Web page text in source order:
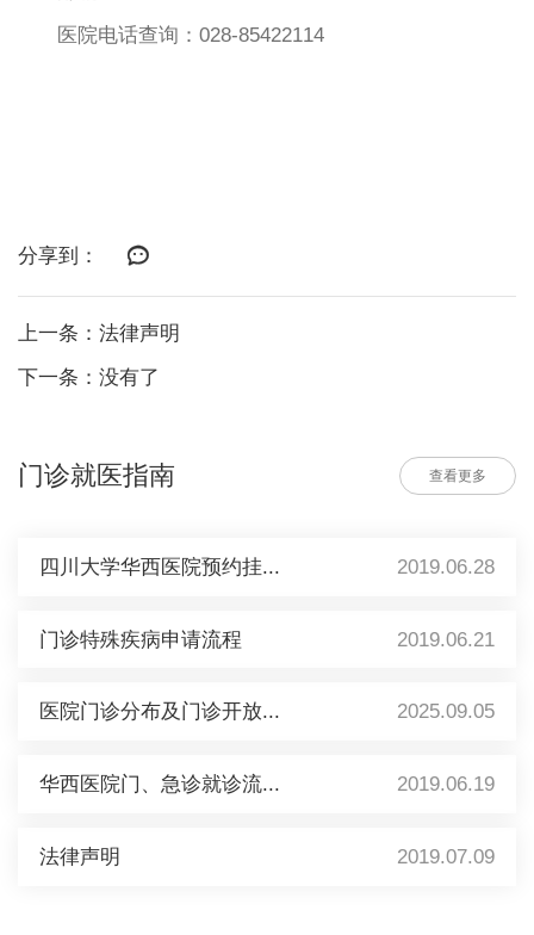
医院电话查询：028-85422114
分享到：
上一条：法律声明
下一条：没有了
门诊就医指南 查看更多
四川大学华西医院预约挂... 2019.06.28
门诊特殊疾病申请流程 2019.06.21
医院门诊分布及门诊开放... 2025.09.05
华西医院门、急诊就诊流... 2019.06.19
法律声明 2019.07.09